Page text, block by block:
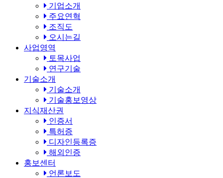
기업소개
주요연혁
조직도
오시는길
사업영역
토목사업
연구기술
기술소개
기술소개
기술홍보영상
지식재산권
인증서
특허증
디자인등록증
해외인증
홍보센터
언론보도